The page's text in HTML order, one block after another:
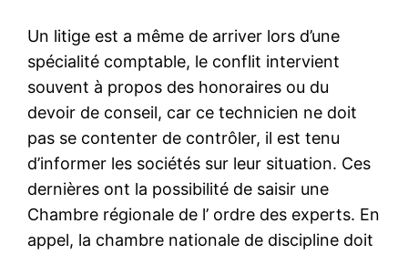
Un litige est a même de arriver lors d’une
spécialité comptable, le conflit intervient
souvent à propos des honoraires ou du
devoir de conseil, car ce technicien ne doit
pas se contenter de contrôler, il est tenu
d’informer les sociétés sur leur situation. Ces
dernières ont la possibilité de saisir une
Chambre régionale de l’ ordre des experts. En
appel, la chambre nationale de discipline doit